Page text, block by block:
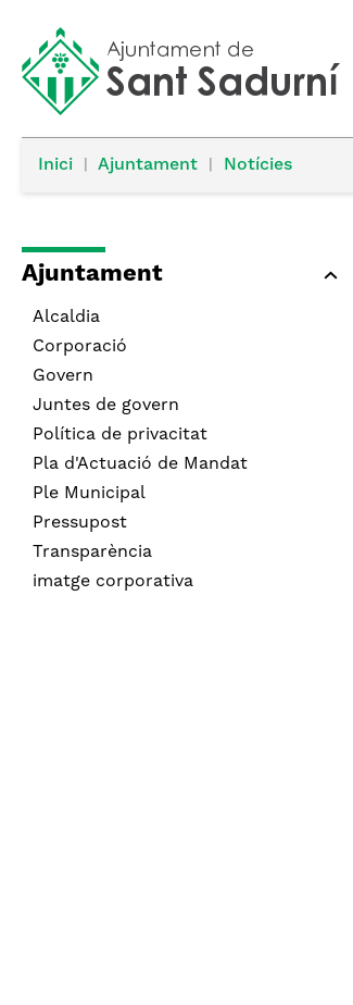
Inici Ajuntament Notícies
Ajuntament
Alcaldia
Corporació
Govern
Juntes de govern
Política de privacitat
Pla d'Actuació de Mandat
Ple Municipal
Pressupost
Transparència
imatge corporativa